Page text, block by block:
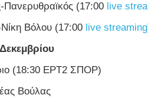
(17:00 live
Βόλου (17:00 live streaming
(18:30 ΕΡΤ2 ΣΠΟΡ)
Βούλας